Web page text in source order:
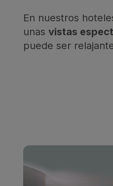
En nuestros
unas vistas
puede ser